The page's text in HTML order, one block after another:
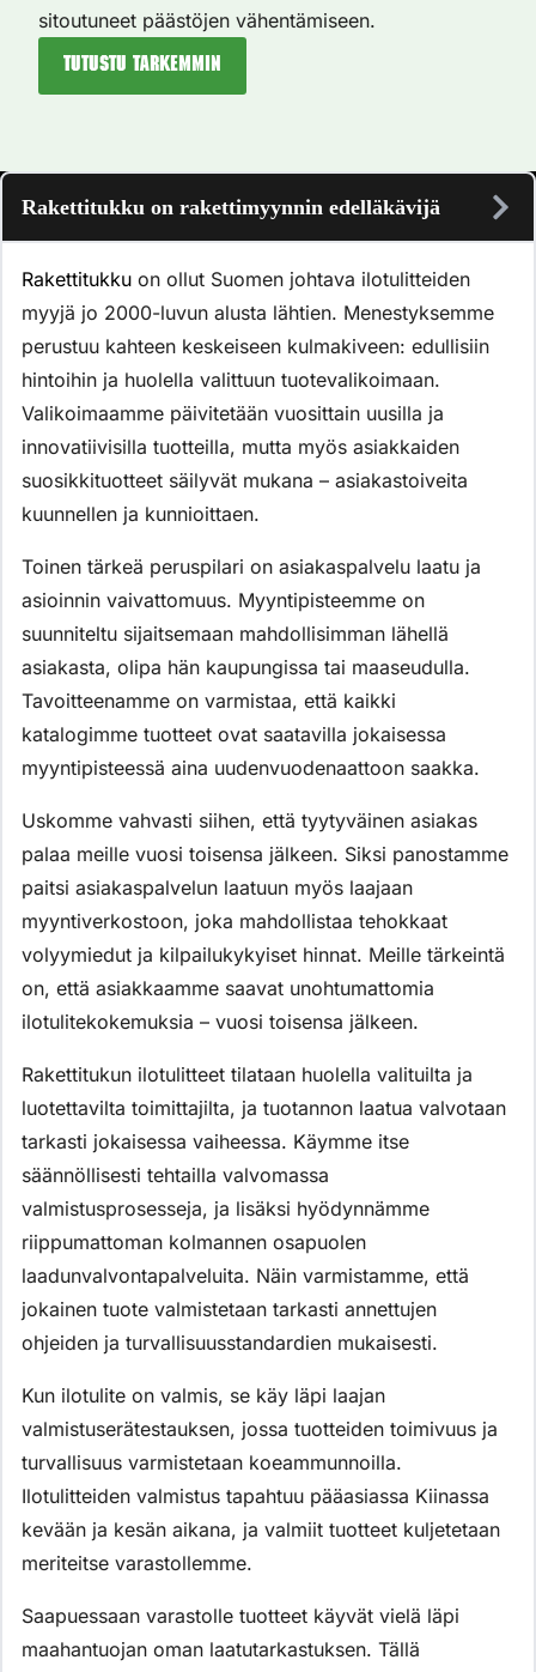
sitoutuneet päästöjen vähentämiseen.
Tutustu tarkemmin
Rakettitukku on rakettimyynnin edelläkävijä
Rakettitukku on ollut Suomen johtava ilotulitteiden
myyjä jo 2000-luvun alusta lähtien. Menestyksemme
perustuu kahteen keskeiseen kulmakiveen: edullisiin
hintoihin ja huolella valittuun tuotevalikoimaan.
Valikoimaamme päivitetään vuosittain uusilla ja
innovatiivisilla tuotteilla, mutta myös asiakkaiden
suosikkituotteet säilyvät mukana – asiakastoiveita
kuunnellen ja kunnioittaen.
Toinen tärkeä peruspilari on asiakaspalvelu laatu ja
asioinnin vaivattomuus. Myyntipisteemme on
suunniteltu sijaitsemaan mahdollisimman lähellä
asiakasta, olipa hän kaupungissa tai maaseudulla.
Tavoitteenamme on varmistaa, että kaikki
katalogimme tuotteet ovat saatavilla jokaisessa
myyntipisteessä aina uudenvuodenaattoon saakka.
Uskomme vahvasti siihen, että tyytyväinen asiakas
palaa meille vuosi toisensa jälkeen. Siksi panostamme
paitsi asiakaspalvelun laatuun myös laajaan
myyntiverkostoon, joka mahdollistaa tehokkaat
volyymiedut ja kilpailukykyiset hinnat. Meille tärkeintä
on, että asiakkaamme saavat unohtumattomia
ilotulitekokemuksia – vuosi toisensa jälkeen.
Rakettitukun ilotulitteet tilataan huolella valituilta ja
luotettavilta toimittajilta, ja tuotannon laatua valvotaan
tarkasti jokaisessa vaiheessa. Käymme itse
säännöllisesti tehtailla valvomassa
valmistusprosesseja, ja lisäksi hyödynnämme
riippumattoman kolmannen osapuolen
laadunvalvontapalveluita. Näin varmistamme, että
jokainen tuote valmistetaan tarkasti annettujen
ohjeiden ja turvallisuusstandardien mukaisesti.
Kun ilotulite on valmis, se käy läpi laajan
valmistuserätestauksen, jossa tuotteiden toimivuus ja
turvallisuus varmistetaan koeammunnoilla.
Ilotulitteiden valmistus tapahtuu pääasiassa Kiinassa
kevään ja kesän aikana, ja valmiit tuotteet kuljetetaan
meriteitse varastollemme.
Saapuessaan varastolle tuotteet käyvät vielä läpi
maahantuojan oman laatutarkastuksen. Tällä